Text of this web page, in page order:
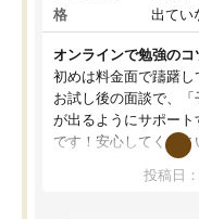
格
出てい
オンラインで勉強のコ
初めは料金面で躊躇し
お試し後の面談で、
が出るようにサポート
です！安心してくださ
ないのは私たち講師の
ってくださり、確か
投稿日